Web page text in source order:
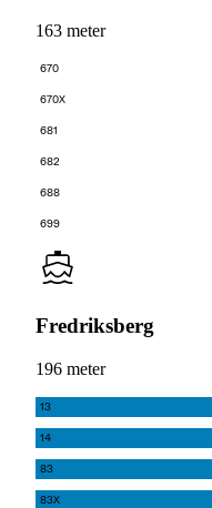
163 meter
670
670X
681
682
688
699
Fredriksberg
196 meter
13
14
83
83X